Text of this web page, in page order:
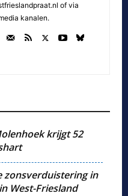
of via
kanalen.
krijgt 52
zonsverduistering in
West-Friesland